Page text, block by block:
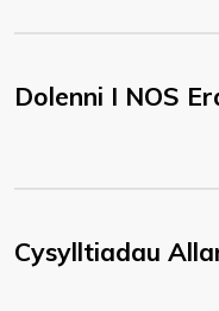
Dolenni I NOS
Cysylltiadau